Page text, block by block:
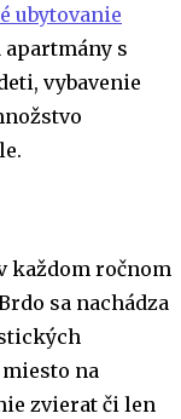
ubytovanie
s
vybavenie
každom ročnom
sa nachádza
na
zvierat či len